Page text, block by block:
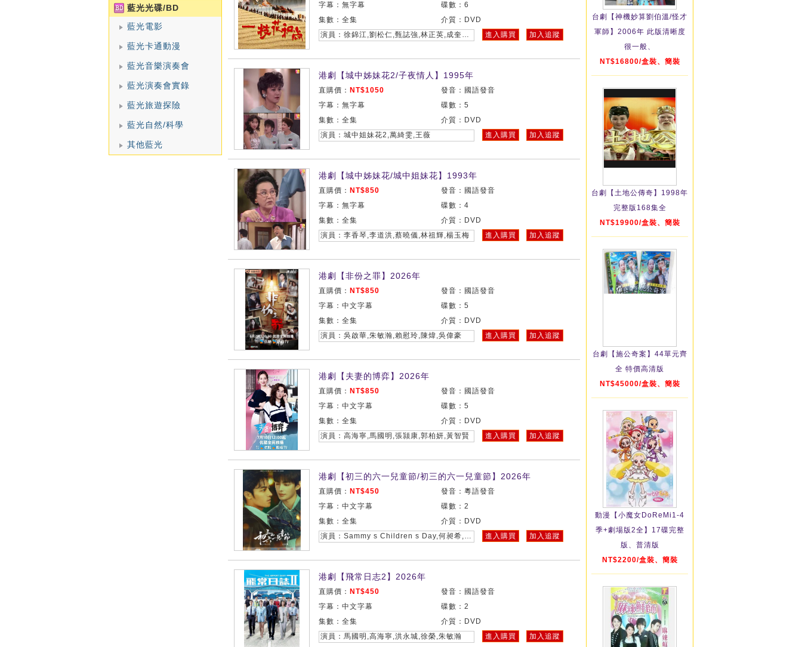
藍光光碟/BD
藍光電影
藍光卡通動漫
藍光音樂演奏會
藍光演奏會實錄
藍光旅遊探險
藍光自然/科學
其他藍光
字幕：無字幕
碟數：6
集數：全集
介質：DVD
演員：徐錦江,劉松仁,甄誌強,林正英,成奎安,蔡曉儀,高雄,陳逸達
進入購買 加入追蹤
港劇【城中姊妹花2/子夜情人】1995年
直購價： NT$1050
發音：國語發音
字幕：無字幕
碟數：5
集數：全集
介質：DVD
演員：城中姐妹花2,萬綺雯,王薇
進入購買 加入追蹤
港劇【城中姊妹花/城中姐妹花】1993年
直購價： NT$850
發音：國語發音
字幕：無字幕
碟數：4
集數：全集
介質：DVD
演員：李香琴,李道洪,蔡曉儀,林祖輝,楊玉梅
進入購買 加入追蹤
港劇【非份之罪】2026年
直購價： NT$850
發音：國語發音
字幕：中文字幕
碟數：5
集數：全集
介質：DVD
演員：吳啟華,朱敏瀚,賴慰玲,陳煒,吳偉豪
進入購買 加入追蹤
港劇【夫妻的博弈】2026年
直購價： NT$850
發音：國語發音
字幕：中文字幕
碟數：5
集數：全集
介質：DVD
演員：高海寧,馬國明,張颕康,郭柏妍,黃智賢
進入購買 加入追蹤
港劇【初三的六一兒童節/初三的六一兒童節】2026年
直購價： NT$450
發音：粵語發音
字幕：中文字幕
碟數：2
集數：全集
介質：DVD
演員：Sammy s Children s Day,何昶希,何衍朝,幸卓輝,章明伯
進入購買 加入追蹤
港劇【飛常日志2】2026年
直購價： NT$450
發音：國語發音
字幕：中文字幕
碟數：2
集數：全集
介質：DVD
演員：馬國明,高海寧,洪永城,徐榮,朱敏瀚
進入購買 加入追蹤
台劇【神機妙算劉伯溫/怪才
軍師】2006年 此版清晰度
很一般、
NT$16800/盒裝、簡裝
台劇【土地公傳奇】1998年
完整版168集全
NT$19900/盒裝、簡裝
台劇【施公奇案】44單元齊
全 特價高清版
NT$45000/盒裝、簡裝
動漫【小魔女DoReMi1-4
季+劇場版2全】17碟完整
版、普清版
NT$2200/盒裝、簡裝